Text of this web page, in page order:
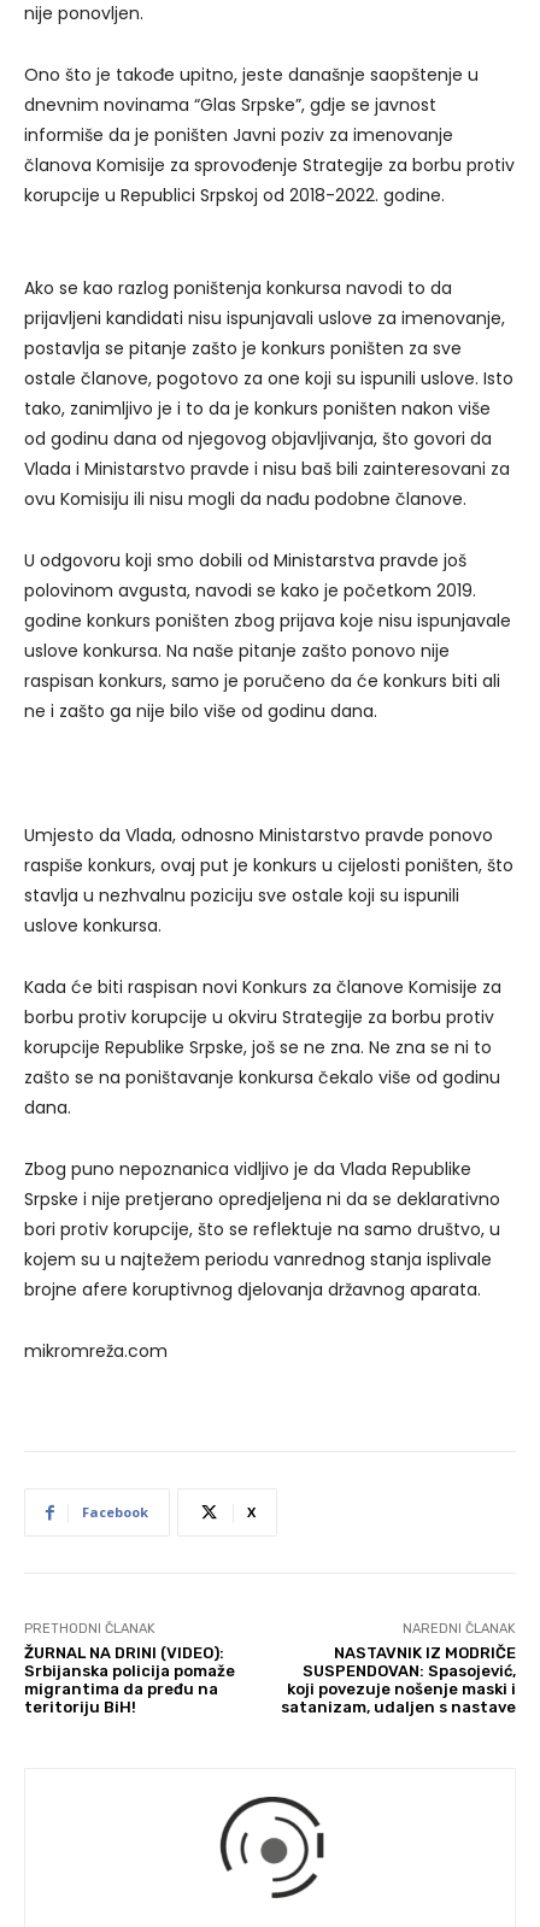
nije ponovljen.
Ono što je takođe upitno, jeste današnje saopštenje u
dnevnim novinama “Glas Srpske”, gdje se javnost
informiše da je poništen Javni poziv za imenovanje
članova Komisije za sprovođenje Strategije za borbu protiv
korupcije u Republici Srpskoj od 2018-2022. godine.
Ako se kao razlog poništenja konkursa navodi to da
prijavljeni kandidati nisu ispunjavali uslove za imenovanje,
postavlja se pitanje zašto je konkurs poništen za sve
ostale članove, pogotovo za one koji su ispunili uslove. Isto
tako, zanimljivo je i to da je konkurs poništen nakon više
od godinu dana od njegovog objavljivanja, što govori da
Vlada i Ministarstvo pravde i nisu baš bili zainteresovani za
ovu Komisiju ili nisu mogli da nađu podobne članove.
U odgovoru koji smo dobili od Ministarstva pravde još
polovinom avgusta, navodi se kako je početkom 2019.
godine konkurs poništen zbog prijava koje nisu ispunjavale
uslove konkursa. Na naše pitanje zašto ponovo nije
raspisan konkurs, samo je poručeno da će konkurs biti ali
ne i zašto ga nije bilo više od godinu dana.
Umjesto da Vlada, odnosno Ministarstvo pravde ponovo
raspiše konkurs, ovaj put je konkurs u cijelosti poništen, što
stavlja u nezhvalnu poziciju sve ostale koji su ispunili
uslove konkursa.
Kada će biti raspisan novi Konkurs za članove Komisije za
borbu protiv korupcije u okviru Strategije za borbu protiv
korupcije Republike Srpske, još se ne zna. Ne zna se ni to
zašto se na poništavanje konkursa čekalo više od godinu
dana.
Zbog puno nepoznanica vidljivo je da Vlada Republike
Srpske i nije pretjerano opredjeljena ni da se deklarativno
bori protiv korupcije, što se reflektuje na samo društvo, u
kojem su u najtežem periodu vanrednog stanja isplivale
brojne afere koruptivnog djelovanja državnog aparata.
mikromreža.com
Facebook X
PRETHODNI ČLANAK
ŽURNAL NA DRINI (VIDEO):
Srbijanska policija pomaže
migrantima da pređu na
teritoriju BiH!
NAREDNI ČLANAK
NASTAVNIK IZ MODRIČE
SUSPENDOVAN: Spasojević,
koji povezuje nošenje maski i
satanizam, udaljen s nastave